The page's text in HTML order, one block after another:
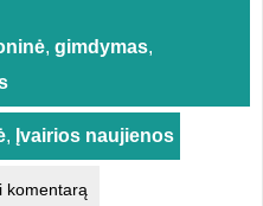
, gimdymas,
, Įvairios naujienos
komentarą